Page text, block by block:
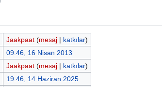
Jaakpaat (mesaj| katkılar)
09.46, 16 Nisan 2013
Jaakpaat (mesaj| katkılar)
19.46, 14 Haziran 2025